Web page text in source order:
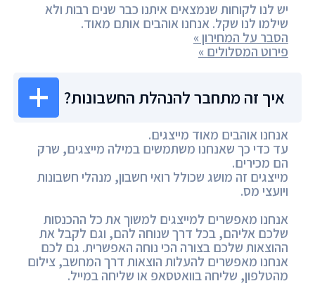
יש לנו לקוחות שנמצאים איתנו כבר שנים רבות ולא
שילמו לנו שקל. אנחנו אוהבים אותם מאוד.
הסבר על המחירון »
פירוט המסלולים »
איך זה מתחבר להנהלת החשבונות?
אנחנו אוהבים מאוד מייצגים.
עד כדי כך שאנחנו משתמשים במילה מייצגים, שרק
הם מכירים.
מייצגים זה מושג שכולל רואי חשבון, מנהלי חשבונות
ויועצי מס.
אנחנו מאפשרים למייצגים למשוך את כל ההכנסות
שלכם אליהם, בכל דרך שנוחה להם, וגם לקבל את
ההוצאות שלכם בצורה הכי נוחה האפשרית. גם לכם
אנחנו מאפשרים להעלות הוצאות דרך המחשב, צילום
מהטלפון, שליחה בוואטסאפ או שליחה במייל.